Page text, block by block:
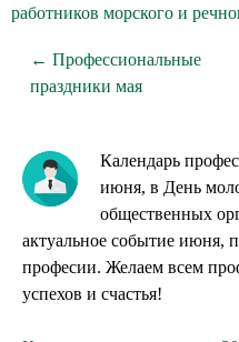
работников морского и
← Профессиональные
праздники мая
Календарь
июня, в День
общественных
актуальное событие июня,
професии. Желаем всем
успехов и счастья!